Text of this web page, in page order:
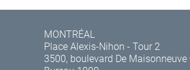
MONTRÉAL
Place Alexis-Nihon - Tour 2
3500, boulevard De Maisonneuve